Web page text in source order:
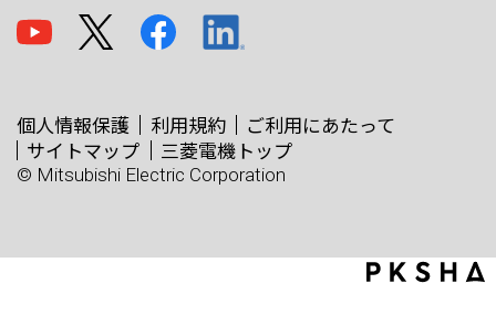
個人情報保護 利用規約
ご利用にあたって
サイトマップ
三菱電機トップ
© Mitsubishi Electric Corporation